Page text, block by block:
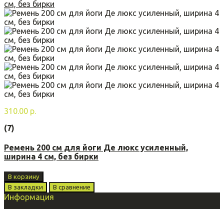
310.00 р.
(7)
Ремень 200 см для йоги Де люкс усиленный,
ширина 4 см, без бирки
В корзину
В закладки
В сравнение
Информация